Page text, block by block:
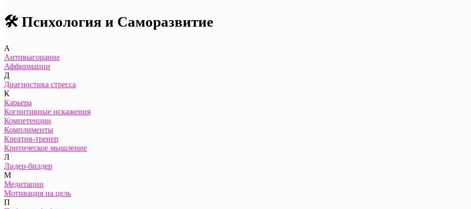
🛠️ Психология и Саморазвитие
А
Антивыгорание
Аффирмации
Д
Диагностика стресса
К
Карьера
Когнитивные искажения
Компетенции
Комплименты
Креатив-тренер
Критическое мышление
Л
Лидер-билдер
М
Медитации
Мотивация на цель
П